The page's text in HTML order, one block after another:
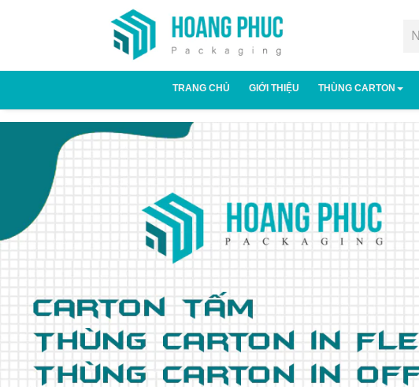
TRANG CHỦ GIỚI THIỆU THÙNG CARTON